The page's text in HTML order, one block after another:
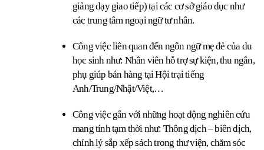
giảng dạy giao tiếp) tại các cơ sở giáo dục như
các trung tâm ngoại ngữ tư nhân.
Công việc liên quan đến ngôn ngữ mẹ đẻ của du
học sinh như: Nhân viên hỗ trợ sự kiện, thu ngân,
phụ giúp bán hàng tại Hội trại tiếng
Anh/Trung/Nhật/Việt,…
Công việc gắn với những hoạt động nghiên cứu
mang tính tạm thời như: Thông dịch – biên dịch,
chỉnh lý sắp xếp sách trong thư viện, chăm sóc